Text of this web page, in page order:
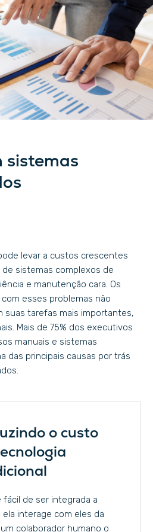
sistemas
levar a custos crescentes
sistemas complexos de
e manutenção cara. Os
esses problemas não
suas tarefas mais importantes,
Mais de 75% dos executivos
manuais e sistemas
das principais causas por trás
o custo
fácil de ser integrada a
interage com eles da
colaborador humano o